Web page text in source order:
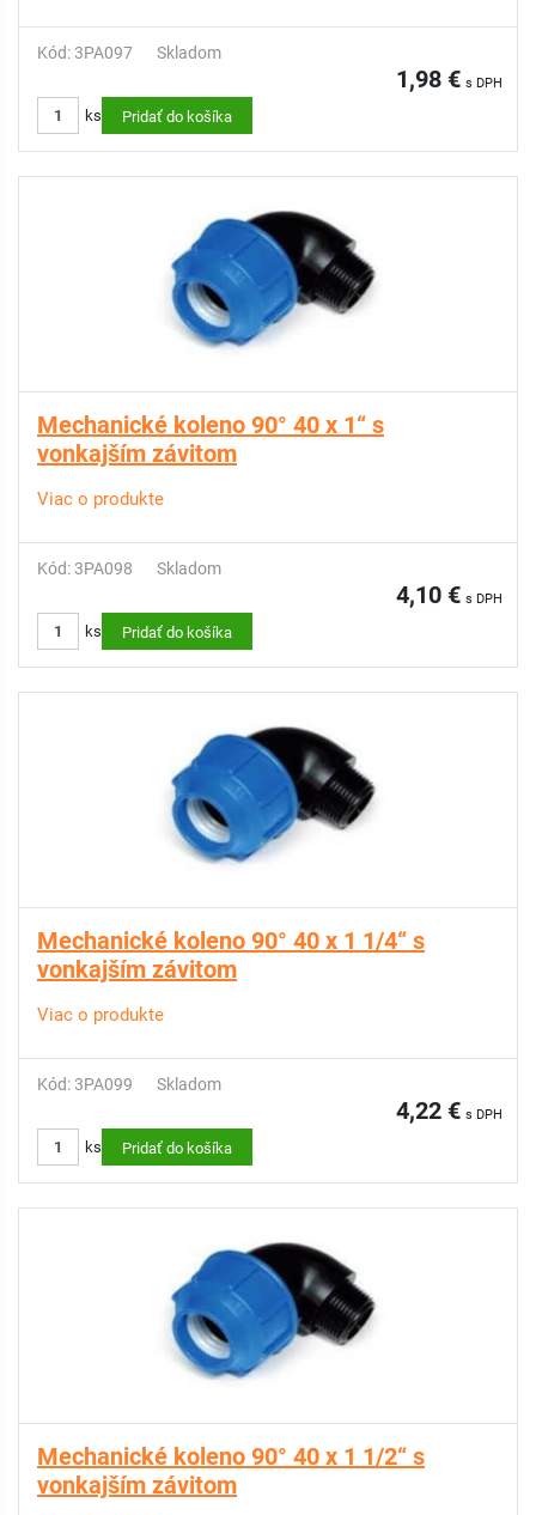
Kód: 3PA097 Skladom
1,98 € s DPH
ks Pridať do košíka
Mechanické koleno 90° 40 x 1“ s
vonkajším závitom
Viac o produkte
Kód: 3PA098 Skladom
4,10 € s DPH
ks Pridať do košíka
Mechanické koleno 90° 40 x 1 1/4“ s
vonkajším závitom
Viac o produkte
Kód: 3PA099 Skladom
4,22 € s DPH
ks Pridať do košíka
Mechanické koleno 90° 40 x 1 1/2“ s
vonkajším závitom